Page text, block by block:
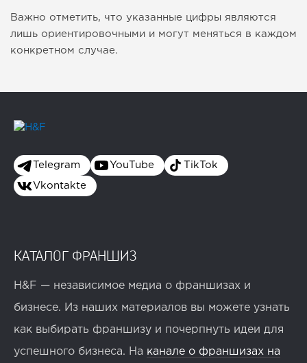
Важно отметить, что указанные цифры являются
лишь ориентировочными и могут меняться в каждом
конкретном случае.
Telegram YouTube TikTok
Vkontakte
КАТАЛОГ ФРАНШИЗ
H&F — независимое медиа о франшизах и
бизнесе. Из наших материалов вы можете узнать
как выбирать франшизу и почерпнуть идеи для
успешного бизнеса. На канале о франшизах на